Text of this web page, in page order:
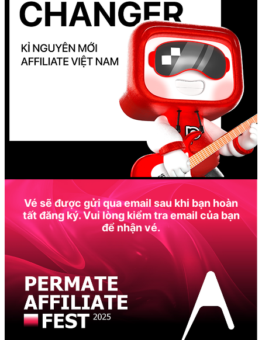
Vé sẽ được gửi qua email sau khi bạn hoàn
tất đăng ký. Vui lòng kiểm tra email của bạn
để nhận vé.